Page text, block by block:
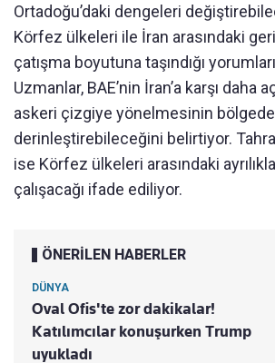
Ortadoğu’daki dengeleri
Körfez ülkeleri ile İran arasındaki
çatışma boyutuna taşındığı
Uzmanlar, BAE’nin İran’a karşı daha
askeri çizgiye yönelmesinin
derinleştirebileceğini belirtiyor.
ise Körfez ülkeleri arasındaki
çalışacağı ifade ediliyor.
ÖNERİLEN HABERLER
DÜNYA
Oval Ofis'te zor dakikalar!
Katılımcılar konuşurken Trump
uyukladı